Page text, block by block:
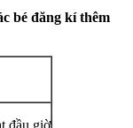
bé đăng kí thêm
đầu giờ